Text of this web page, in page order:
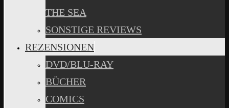
THE SEA
SONSTIGE REVIEWS
REZENSIONEN
DVD/BLU-RAY
BÜCHER
COMICS